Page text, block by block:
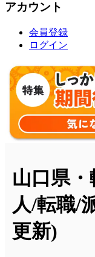
アカウント
会員登録
ログイン
山口県
人/転職/
更新)